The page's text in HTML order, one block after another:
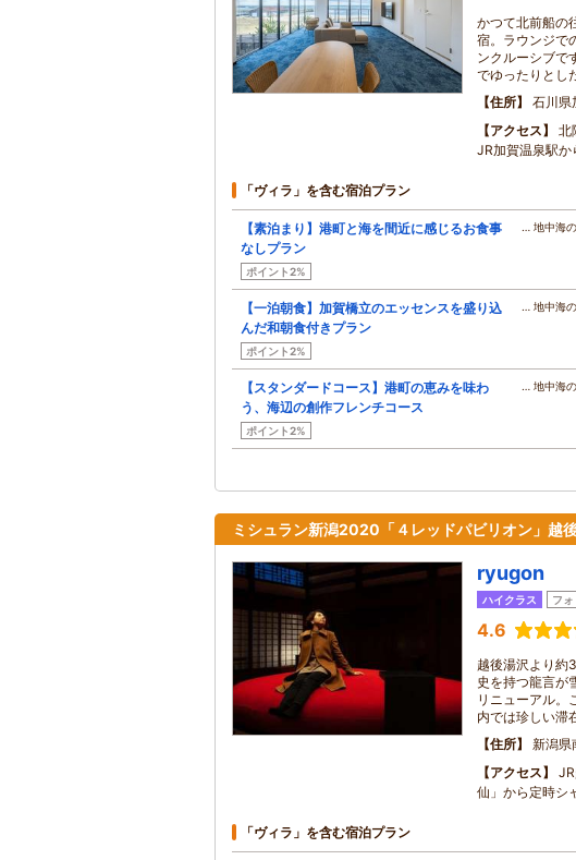
かつて北前船の
宿。ラウンジで
ンクルーシブで
でゆったりとし
住所
石川県
アクセス
北
JR加賀温泉駅
「ヴィラ」を含む宿泊プラン
【素泊まり】港町と海を間近に感じるお食事
なしプラン
ポイント2%
… 地中海の
【一泊朝食】加賀橋立のエッセンスを盛り込
んだ和朝食付きプラン
ポイント2%
… 地中海の
【スタンダードコース】港町の恵みを味わ
う、海辺の創作フレンチコース
ポイント2%
… 地中海の
ミシュラン新潟2020「４レッドパビリオン」越
ryugon
ハイクラス フ
4.6
越後湯沢より約
史を持つ龍言が
リニューアル。
内では珍しい滞
住所
新潟県
アクセス
仙」から定時シ
「ヴィラ」を含む宿泊プラン